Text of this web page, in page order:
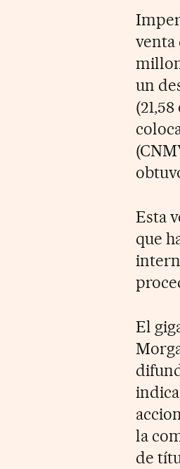
venta
un
Esta
que
El
la
de